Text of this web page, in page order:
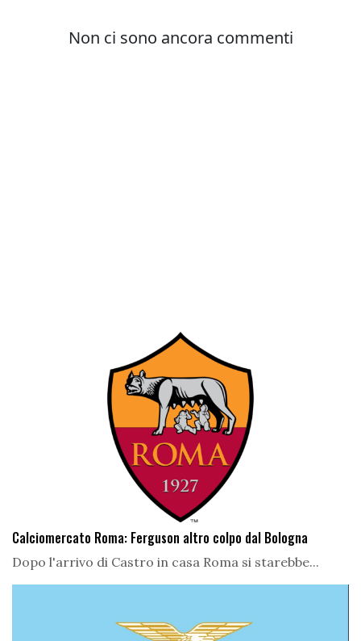
Calciomercato Roma: Ferguson altro colpo dal Bologna
Dopo l'arrivo di Castro in casa Roma si starebbe...